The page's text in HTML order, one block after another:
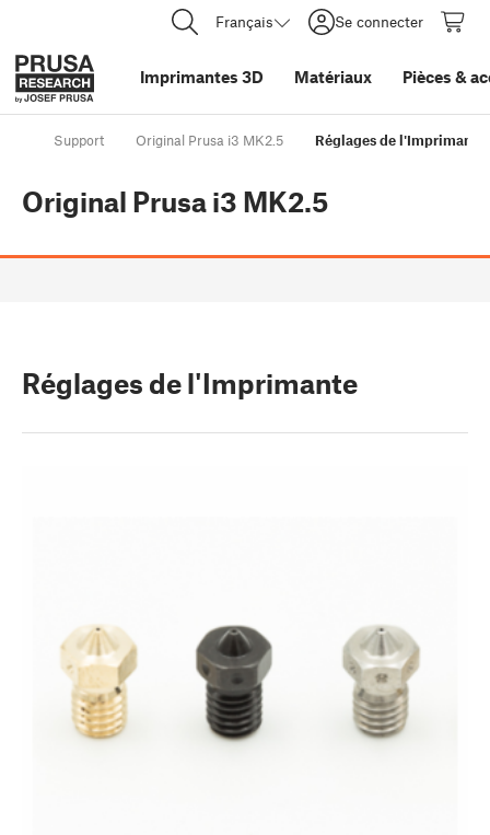
Français Se connecter
Imprimantes 3D Matériaux Pièces &
Support Original Prusa i3 MK2.5 Réglages de l'Imprimante
Original Prusa i3 MK2.5
Réglages de l'Imprimante